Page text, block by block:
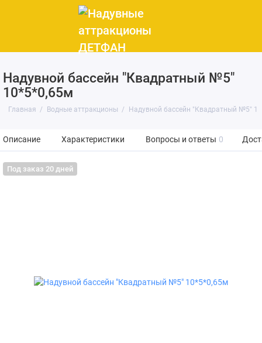
Надувной бассейн "Квадратный №5"
10*5*0,65м
Главная Водные аттракционы Надувной бассейн "Квадратный №5"
Описание Характеристики Вопросы и ответы 0
Под заказ 20 дней